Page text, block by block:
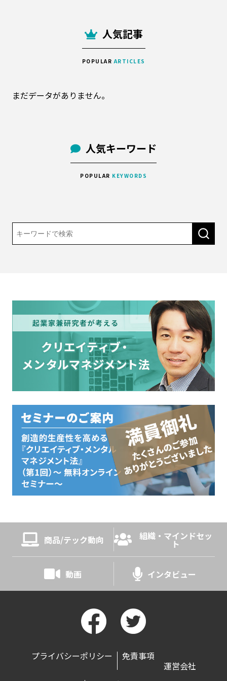
人気記事
POPULARARTICLES
まだデータがありません。
人気キーワード
POPULAR KEYWORDS
商品/テック動向 組織・マインドセッ
ト
動画 インタビュー
プライバシーポリシー
免責事項
運営会社